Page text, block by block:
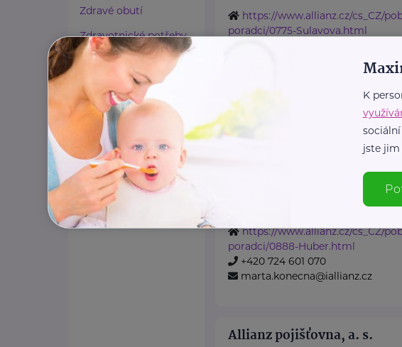
Zdravé obutí
Zdravotnické potřeby
Cestování
Propojování generací
https://www.allianz.cz/cs_CZ/
poradci/0775-Sulavova.html
ivana.sulavova@iallianz.cz
Allianz pojišťovna, a. s.
profesionála, který vám rád poradí a
https://www.allianz.cz/cs_CZ/
poradci/0888-Huber.html
+420 724 601 070
marta.konecna@iallianz.cz
Allianz pojišťovna, a. s.
K
jste jim